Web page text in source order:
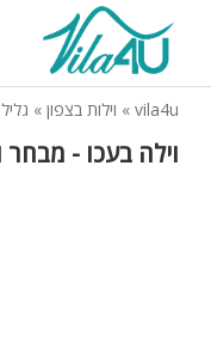
vila4u
» וילות בצפון »
וילה בעכו - מבחר